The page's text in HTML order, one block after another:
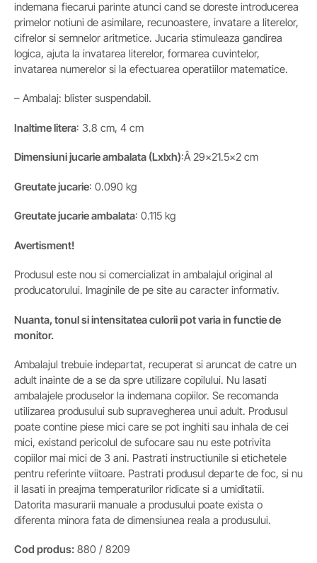
indemana fiecarui parinte atunci cand se doreste introducerea
primelor notiuni de asimilare, recunoastere, invatare a literelor,
cifrelor si semnelor aritmetice. Jucaria stimuleaza gandirea
logica, ajuta la invatarea literelor, formarea cuvintelor,
invatarea numerelor si la efectuarea operatiilor matematice.
– Ambalaj: blister suspendabil.
Inaltime litera: 3.8 cm, 4 cm
Dimensiuni jucarie ambalata (Lxlxh):Â 29×21.5×2 cm
Greutate jucarie: 0.090 kg
Greutatejucarie ambalata: 0.115 kg
Avertisment!
Produsul este nou si comercializat in ambalajul original al
producatorului. Imaginile de pe site au caracter informativ.
Nuanta, tonul si intensitatea culorii pot varia in functie de
monitor.
Ambalajul trebuie indepartat, recuperat si aruncat de catre un
adult inainte de a se da spre utilizare copilului. Nu lasati
ambalajele produselor la indemana copiilor. Se recomanda
utilizarea produsului sub supravegherea unui adult. Produsul
poate contine piese mici care se pot inghiti sau inhala de cei
mici, existand pericolul de sufocare sau nu este potrivita
copiilor mai mici de 3 ani. Pastrati instructiunile si etichetele
pentru referinte viitoare. Pastrati produsul departe de foc, si nu
il lasati in preajma temperaturilor ridicate si a umiditatii.
Datorita masurarii manuale a produsului poate exista o
diferenta minora fata de dimensiunea reala a produsului.
Cod produs: 880 / 8209